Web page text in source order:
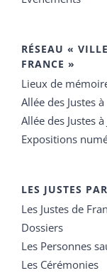
RÉSEAU «
FRANCE »
Lieux de
Allée des Justes
Allée des Justes
Expositions
LES JUSTES
Les Justes de
Dossiers
Les Personnes
Les Cérémonies